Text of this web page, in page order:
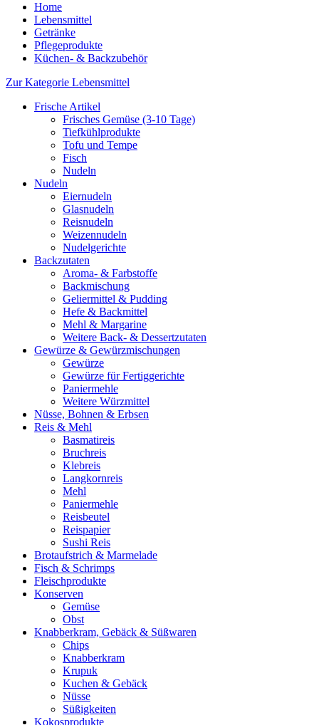
Home
Lebensmittel
Getränke
Pflegeprodukte
Küchen- & Backzubehör
Zur Kategorie Lebensmittel
Frische Artikel
Frisches Gemüse (3-10 Tage)
Tiefkühlprodukte
Tofu und Tempe
Fisch
Nudeln
Nudeln
Eiernudeln
Glasnudeln
Reisnudeln
Weizennudeln
Nudelgerichte
Backzutaten
Aroma- & Farbstoffe
Backmischung
Geliermittel & Pudding
Hefe & Backmittel
Mehl & Margarine
Weitere Back- & Dessertzutaten
Gewürze & Gewürzmischungen
Gewürze
Gewürze für Fertiggerichte
Paniermehle
Weitere Würzmittel
Nüsse, Bohnen & Erbsen
Reis & Mehl
Basmatireis
Bruchreis
Klebreis
Langkornreis
Mehl
Paniermehle
Reisbeutel
Reispapier
Sushi Reis
Brotaufstrich & Marmelade
Fisch & Schrimps
Fleischprodukte
Konserven
Gemüse
Obst
Knabberkram, Gebäck & Süßwaren
Chips
Knabberkram
Krupuk
Kuchen & Gebäck
Nüsse
Süßigkeiten
Kokosprodukte